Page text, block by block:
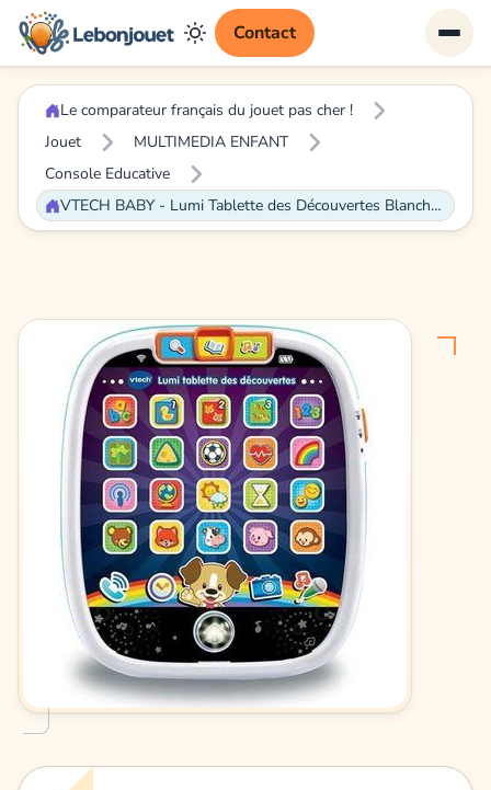
Contact
Le comparateur français du jouet pas cher !
Jouet
MULTIMEDIA ENFANT
Console Educative
VTECH BABY - Lumi Tablette des Découvertes Blanche - Tablette Enfant